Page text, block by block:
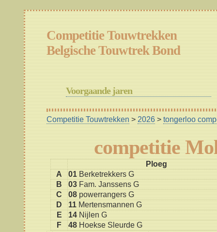
Competitie Touwtrekken
Belgische Touwtrek Bond
Voorgaande jaren
Competitie Touwtrekken > 2026 >tongerloo
competitie
Ploeg
A
01 Berketrekkers G
B
03 Fam. Janssens G
C
08 powerrangers G
D
11 Mertensmannen G
E
14 Nijlen G
F
48 Hoekse Sleurde G